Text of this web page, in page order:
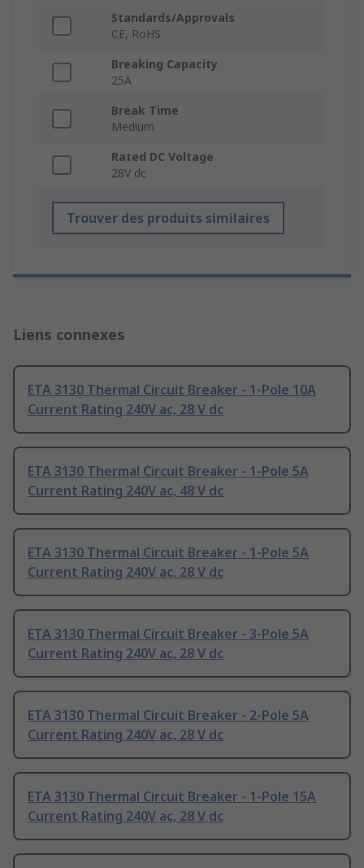
Standards/Approvals
CE, RoHS
Breaking Capacity
25A
Break Time
Medium
Rated DC Voltage
28V dc
Trouver des produits similaires
Liens connexes
ETA 3130 Thermal Circuit Breaker - 1-Pole 10A
Current Rating 240V ac, 28 V dc
ETA 3130 Thermal Circuit Breaker - 1-Pole 5A
Current Rating 240V ac, 48 V dc
ETA 3130 Thermal Circuit Breaker - 1-Pole 5A
Current Rating 240V ac, 28 V dc
ETA 3130 Thermal Circuit Breaker - 3-Pole 5A
Current Rating 240V ac, 28 V dc
ETA 3130 Thermal Circuit Breaker - 2-Pole 5A
Current Rating 240V ac, 28 V dc
ETA 3130 Thermal Circuit Breaker - 1-Pole 15A
Current Rating 240V ac, 28 V dc